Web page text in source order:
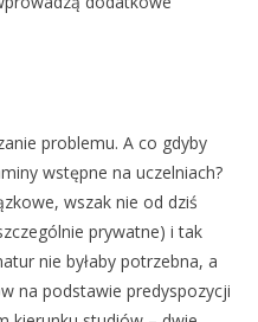
problemu. A co gdyby
wstępne na uczelniach?
wszak nie od dziś
prywatne) i tak
nie byłaby potrzebna, a
na podstawie predyspozycji